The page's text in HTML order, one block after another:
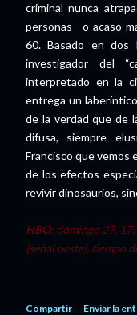
criminal nunca
personas –o acaso
60. Basado en dos
investigador del
interpretado en la
entrega un
de la verdad que de
difusa, siempre
Francisco que vemos
de los efectos
revivir dinosaurios,
HBO; domingo 27,
(señal oeste), tiempo
Compartir
Enviar la